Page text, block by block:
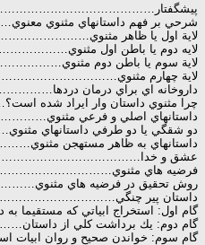
شرحي بر فهم داستانهاي مثنوي
لاية اول يا ظاهر
لايه دوم يا باطن اول
لاية سوم يا باطن دوم
لاية چهارم
داروخانه اي براي درمان
چرا مثنوي داستان وار ايراد شده
داستانهاي اصلي و فرعي
دو شقگي يا دو طرفي داستانهاي
داستانهاي به ظاهر مستهجن
عشق و
فرضيه هاي
روش تحقيق در فرضيه هاي
داستان پير
گام اول: استخراج ابياتي كه مستقيما
گام دوم: يك برداشت كلي از
گام سوم: خواندن صحيح و روان ابيات